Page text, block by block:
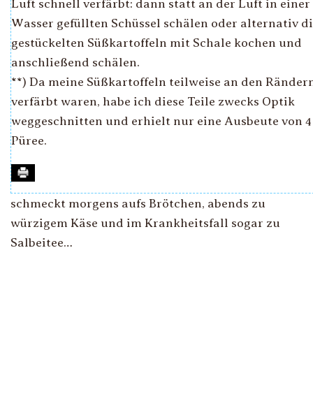
Luft schnell verfärbt: dann statt an der Luft in
Wasser gefüllten Schüssel schälen oder alternativ
gestückelten Süßkartoffeln mit Schale kochen und
anschließend schälen.
**) Da meine Süßkartoffeln teilweise an den
verfärbt waren, habe ich diese Teile zwecks Optik
weggeschnitten und erhielt nur eine Ausbeute von
Püree.
schmeckt morgens aufs Brötchen, abends zu
würzigem Käse und im Krankheitsfall sogar zu
Salbeitee…